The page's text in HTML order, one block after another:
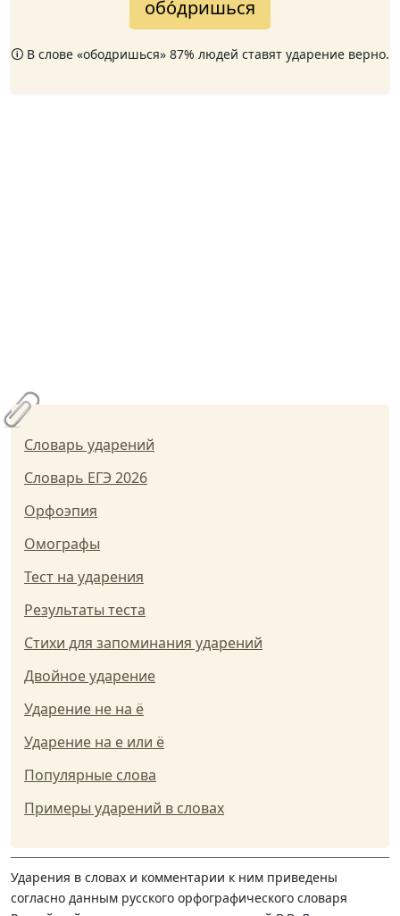
обо́дришься
🛈 В слове «ободришься» 87% людей ставят ударение верно.
Словарь ударений
Словарь ЕГЭ 2026
Орфоэпия
Омографы
Тест на ударения
Результаты теста
Стихи для запоминания ударений
Двойное ударение
Ударение не на ё
Ударение на е или ё
Популярные слова
Примеры ударений в словах
Ударения в словах и комментарии к ним приведены
согласно данным русского орфографического словаря